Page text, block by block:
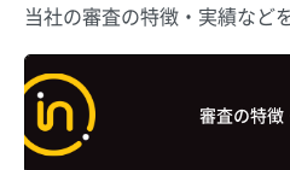
当社の審査の特徴・実績など
審査の特徴